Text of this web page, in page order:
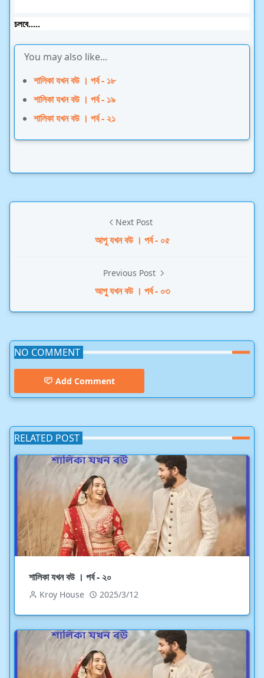
চলবে.....
You may also like...
শালিকা যখন বউ । পর্ব - ১৮
শালিকা যখন বউ । পর্ব - ১৯
শালিকা যখন বউ । পর্ব - ২১
Next Post
আপু যখন বউ । পর্ব - ০৫
Previous Post
আপু যখন বউ । পর্ব - ০৩
NO COMMENT
Add Comment
RELATED POST
শালিকা যখন বউ । পর্ব - ২০
Kroy House 2025/3/12